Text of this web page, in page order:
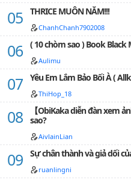
tuần/chap Kí tên:
THRICE MUÔN NĂM!!!
ChanhChanh7902008
( 10 chòm sao ) Book Black
Aulimu
Yêu Em Lắm Bảo Bối À (
ThiHop_18
【ObiKaka diễn đàn xem
sao?
AivlainLian
Sự chân thành và giả dối
ruanlingni